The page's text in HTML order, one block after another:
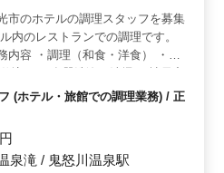
務時間の相談も可能で、長
供されています。ライフスタ
です。
市のホテルの調理スタッフを募集
内のレストランでの調理です。
容 ・調理（和食・洋食） ・盛
カー通勤OK ＊福利厚生完備 ＊
現在50歳以上のベテラン料理人
ていきませんか？
(ホテル・旅館での調理業務) / 正
円
泉滝 / 鬼怒川温泉駅